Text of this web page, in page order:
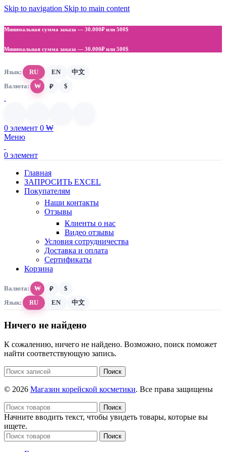
Skip to navigation Skip to main content
Минимальная сумма заказа — 30.000₽ или 500$
Минимальная сумма заказа — 30.000₽ или 500$
Язык: RU EN
中文
Валюта:
₩ ₽ $
0 элемент 0 ₩
Меню
0 элемент
Главная
ЗАПРОСИТЬ EXCEL
Покупателям
Наши контакты
Отзывы
Клиенты о нас
Видео отзывы
Условия сотрудничества
Доставка и оплата
Сертификаты
Корзина
Валюта: ₩ ₽
$
Язык:
RU EN 中文
Ничего не найдено
К сожалению, ничего не найдено. Возможно, поиск поможет
найти соответствующую запись.
Поиск
© 2026 Магазин корейской косметики. Все права защищены
Поиск
Начните вводить текст, чтобы увидеть товары, которые вы
ищете.
Поиск